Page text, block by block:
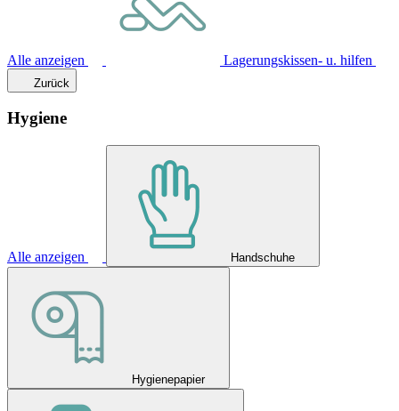
Alle anzeigen Lagerungskissen- u. hilfen
Zurück
Hygiene
Alle anzeigen Handschuhe
Hygienepapier